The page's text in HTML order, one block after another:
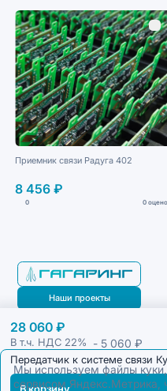
Мы используем файлы
сервисом Яндекс.Метрика,
Приемник связи Радуга 402
8 456 ₽
0 0
28 060 ₽
В т.ч. НДС 22% - 5 060 ₽
Передатчик к системе связи
Наши проекты